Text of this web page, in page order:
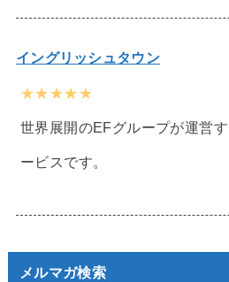
イングリッシュタウン
★★★★★
世界展開のEFグループが運営
ービスです。
メルマガ検索